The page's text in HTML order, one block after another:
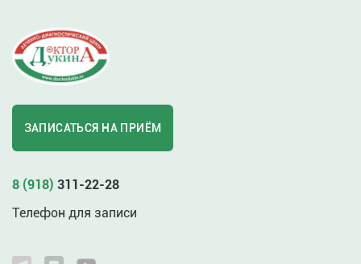
ЗАПИСАТЬСЯ НА ПРИЁМ
8 (918) 311-22-28
Телефон для записи